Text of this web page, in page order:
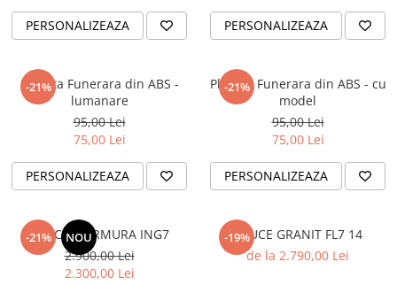
PERSONALIZEAZA PERSONALIZEAZA
-21%
Placuta Funerara din ABS -
lumanare
95,00 Lei
75,00 Lei
PERSONALIZEAZA
-21%
Placuta Funerara din ABS - cu
model
95,00 Lei
75,00 Lei
PERSONALIZEAZA
-21% NOU
CRUCE MARMURA ING7
2.900,00 Lei
2.300,00 Lei
-19%
CRUCE GRANIT FL7 14
de la 2.790,00 Lei